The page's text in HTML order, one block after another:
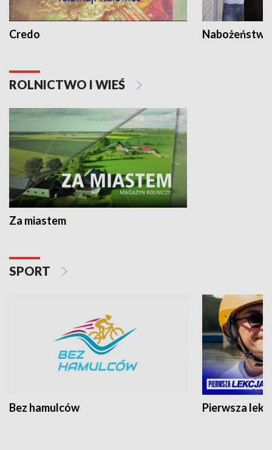
Credo
ROLNICTWO I WIEŚ
Za miastem
SPORT
Bez hamulców Pierwsza